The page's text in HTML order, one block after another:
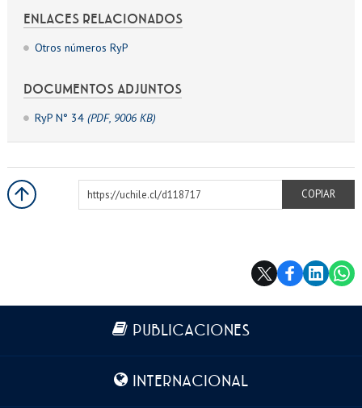
ENLACES RELACIONADOS
Otros números RyP
DOCUMENTOS ADJUNTOS
RyP N° 34 (PDF, 9006 KB)
https://uchile.cl/d118717
COPIAR
Más información
PUBLICACIONES
INTERNACIONAL